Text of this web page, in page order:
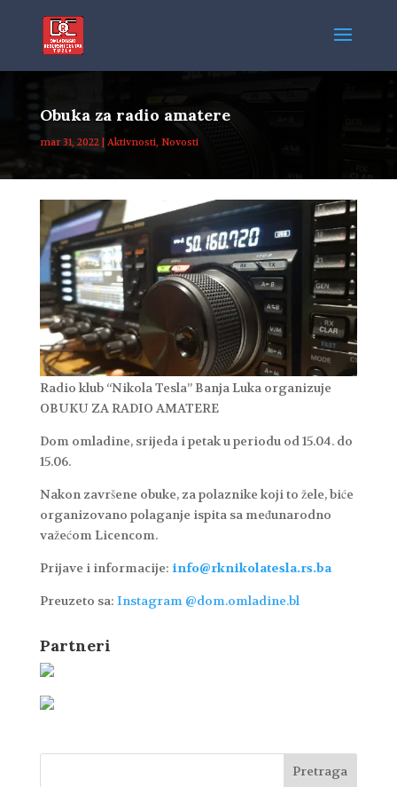
Obuka za radio amatere
mar 31, 2022| Aktivnosti, Novosti
Radio klub “Nikola Tesla” Banja Luka organizuje
OBUKU ZA RADIO AMATERE
Dom omladine, srijeda i petak u periodu od 15.04. do
15.06.
Nakon završene obuke, za polaznike koji to žele, biće
organizovano polaganje ispita sa međunarodno
važećom Licencom.
Prijave i informacije: info@rknikolatesla.rs.ba
Preuzeto sa: Instagram @dom.omladine.bl
Partneri